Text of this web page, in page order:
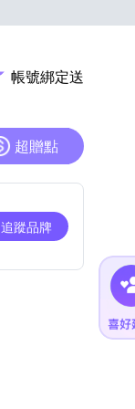
帳號綁定送
超贈點
追蹤品牌